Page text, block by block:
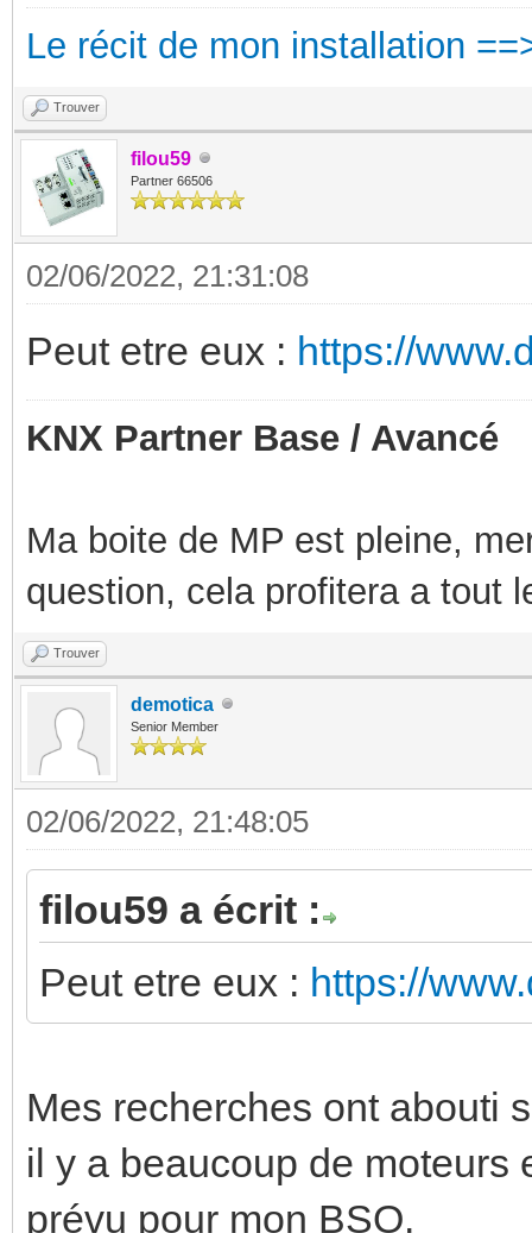
Le récit de mon installation
Trouver
filou59
Partner 66506
02/06/2022, 21:31:08
Peut etre eux : https://
KNX Partner Base / Avancé
Ma boite de MP est pleine,
question, cela profitera a tout
Trouver
demotica
Senior Member
02/06/2022, 21:48:05
filou59 a écrit :
Peut etre eux : https://
Mes recherches ont abouti
il y a beaucoup de moteurs
prévu pour mon BSO.